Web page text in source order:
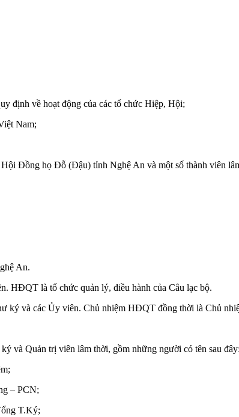
định về hoạt động của các tổ chức Hiệp, Hội;
Nam;
Đồng họ Đỗ (Đậu) tỉnh Nghệ An và một số thành viên
An.
HĐQT là tổ chức quản lý, điều hành của Câu lạc bộ.
ký và các Ủy viên. Chủ nhiệm HĐQT đồng thời là Chủ
và Quản trị viên lâm thời, gồm những người có tên sau đây:
– PCN;
T.Ký;